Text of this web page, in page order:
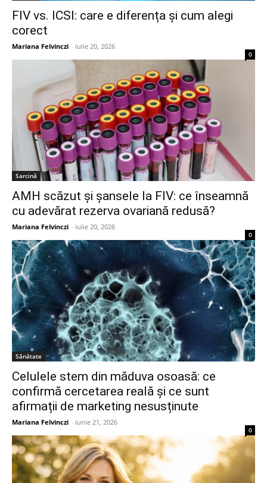
FIV vs. ICSI: care e diferența și cum alegi
corect
Mariana Felvinczi - iulie 20, 2026
0
Sarcină
AMH scăzut și șansele la FIV: ce înseamnă
cu adevărat rezerva ovariană redusă?
Mariana Felvinczi - iulie 20, 2026
0
Sănătate
Celulele stem din măduva osoasă: ce
confirmă cercetarea reală și ce sunt
afirmații de marketing nesusținute
Mariana Felvinczi - iunie 21, 2026
0